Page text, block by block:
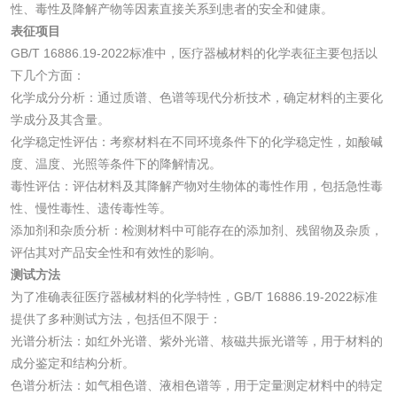
性、毒性及降解产物等因素直接关系到患者的安全和健康。
表征项目
GB/T 16886.19-2022标准中，医疗器械材料的化学表征主要包括以
下几个方面：
化学成分分析：通过质谱、色谱等现代分析技术，确定材料的主要化
学成分及其含量。
化学稳定性评估：考察材料在不同环境条件下的化学稳定性，如酸碱
度、温度、光照等条件下的降解情况。
毒性评估：评估材料及其降解产物对生物体的毒性作用，包括急性毒
性、慢性毒性、遗传毒性等。
添加剂和杂质分析：检测材料中可能存在的添加剂、残留物及杂质，
评估其对产品安全性和有效性的影响。
测试方法
为了准确表征医疗器械材料的化学特性，GB/T 16886.19-2022标准
提供了多种测试方法，包括但不限于：
光谱分析法：如红外光谱、紫外光谱、核磁共振光谱等，用于材料的
成分鉴定和结构分析。
色谱分析法：如气相色谱、液相色谱等，用于定量测定材料中的特定
性试验
日化产品
花露水检测
清洗剂检测 日化产品毒理检测